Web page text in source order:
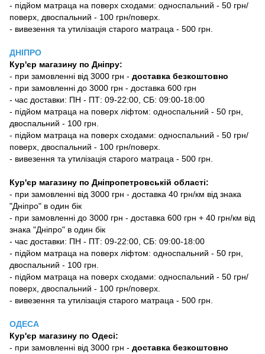
- підйом матраца на поверх сходами: односпальний - 50 грн/
поверх, двоспальний - 100 грн/поверх.
- вивезення та утилізація старого матраца - 500 грн.
ДНІПРО
Кур'єр магазину по Дніпру:
- при замовленні від 3000 грн - доставка безкоштовно
- при замовленні до 3000 грн - доставка 600 грн
- час доставки: ПН - ПТ: 09-22:00, СБ: 09:00-18:00
- підйом матраца на поверх ліфтом: односпальний - 50 грн,
двоспальний - 100 грн.
- підйом матраца на поверх сходами: односпальний - 50 грн/
поверх, двоспальний - 100 грн/поверх.
- вивезення та утилізація старого матраца - 500 грн.
Кур'єр магазину по Дніпропетровській області:
- при замовленні від 3000 грн - доставка 40 грн/км від знака
"Дніпро" в один бік
- при замовленні до 3000 грн - доставка 600 грн + 40 грн/км від
знака "Дніпро" в один бік
- час доставки: ПН - ПТ: 09-22:00, СБ: 09:00-18:00
- підйом матраца на поверх ліфтом: односпальний - 50 грн,
двоспальний - 100 грн.
- підйом матраца на поверх сходами: односпальний - 50 грн/
поверх, двоспальний - 100 грн/поверх.
- вивезення та утилізація старого матраца - 500 грн.
ОДЕСА
Кур'єр магазину по Одесі:
- при замовленні від 3000 грн - доставка безкоштовно